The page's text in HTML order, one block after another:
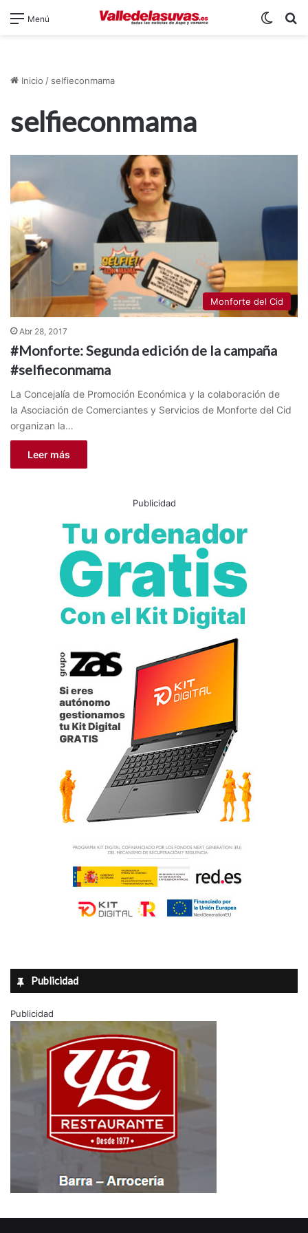
Menú
Inicio / selfieconmama
selfieconmama
Monforte del Cid
Abr 28, 2017
#Monforte: Segunda edición de la campaña
#selfieconmama
La Concejalía de Promoción Económica y la colaboración de
la Asociación de Comerciantes y Servicios de Monforte del Cid
organizan la…
Leer más
Publicidad
Publicidad
Publicidad